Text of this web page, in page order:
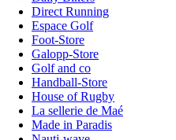
Direct Running
Espace Golf
Foot-Store
Galopp-Store
Golf and co
Handball-Store
House of Rugby
La sellerie de Maé
Made in Paradis